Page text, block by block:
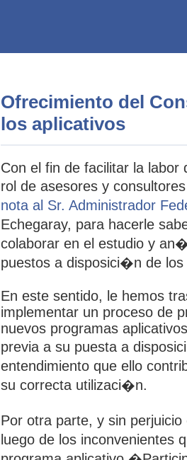
Ofrecimiento del
los aplicativos
Con el fin de facilitar la labor
rol de asesores y
nota al Sr. Administrador
Echegaray, para hacerle
colaborar en el estudio y
puestos a disposici�n de
En este sentido, le hemos
implementar un proceso de
nuevos programas
previa a su puesta a
entendimiento que ello
su correcta utilizaci�n.
Por otra parte, y sin
luego de los inconvenientes